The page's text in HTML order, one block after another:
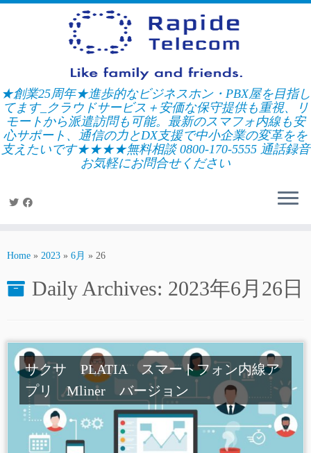
Skip
★創業25周年★進歩的なビジネスホン・PBX屋を目指し
てます_クラウドサービス＋安価な保守提供も重視、リ
モートから派遣訪問も可能。最新のスマフォ内線も安
心サポート、通信の力とDX支援で中小企業の変革をを
支えたいです★★★★無料相談 0800-170-5555 通話録音
お気軽にお問合せください
Home » 2023 » 6月 » 26
Daily Archives: 2023年6月26日
サクサ PLATIA スマートフォン内線ア
プリ Mliner バージョン